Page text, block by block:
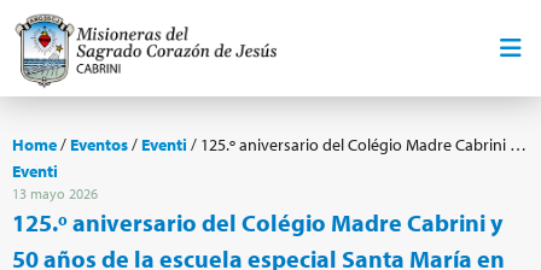
Home/ Eventos/ Eventi / 125.º aniversario del Colégio Madre Cabrini y 50 años de la escuela especial Santa María en Rosario
Eventi
13 mayo 2026
125.º aniversario del Colégio Madre Cabrini y
50 años de la escuela especial Santa María en